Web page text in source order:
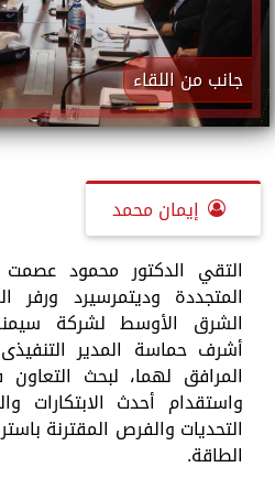
جانب من اللقاء
إيمان محمد
التقي الدكتور محمود عصمت
المتجددة وديتمرسيرد ورفر
الشرق الأوسط لشركة
أشرف حماسة المدير
المرافق لهما، لبحث
واستقدام أحدث الابتكارات
التحديات والفرص المقترنة
الطاقة.